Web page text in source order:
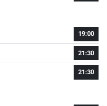
19:00
21:30
21:30